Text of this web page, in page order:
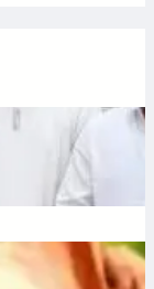
डिप्टी सीएम
पौधे, CM योगी करेंगे